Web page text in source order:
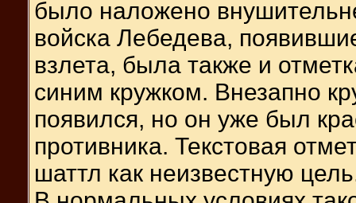
было наложено
войска Лебедева,
взлета, была также и
синим кружком. Внезапно
появился, но он уже был
противника. Текстовая
шаттл как неизвестную